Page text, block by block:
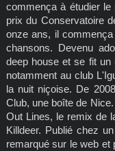
commença à étudier le
prix du Conservatoire
onze ans, il
chansons. Devenu
deep house et se fit
notamment au club
la nuit niçoise. De
Club, une boîte de
Out Lines, le remix de
Killdeer. Publié chez
remarqué sur le web et